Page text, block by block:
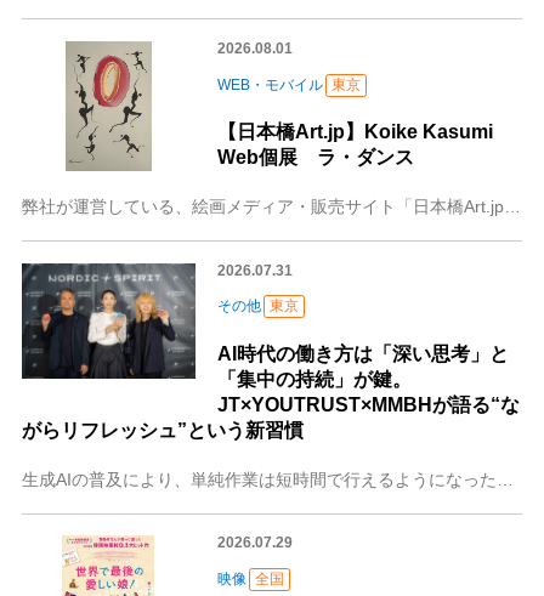
2026.08.01
WEB・モバイル 東京
【日本橋Art.jp】Koike Kasumi
Web個展 ラ・ダンス
弊社が運営している、絵画メディア・販売サイト「日本橋Art.jp」では8月1日～8月15日の期間、Koike Kasumi Web個展 ラ・ダンスを開催いたしま
2026.07.31
その他 東京
AI時代の働き方は「深い思考」と
「集中の持続」が鍵。
JT×YOUTRUST×MMBHが語る“な
がらリフレッシュ”という新習慣
2026.07.29
映像 全国